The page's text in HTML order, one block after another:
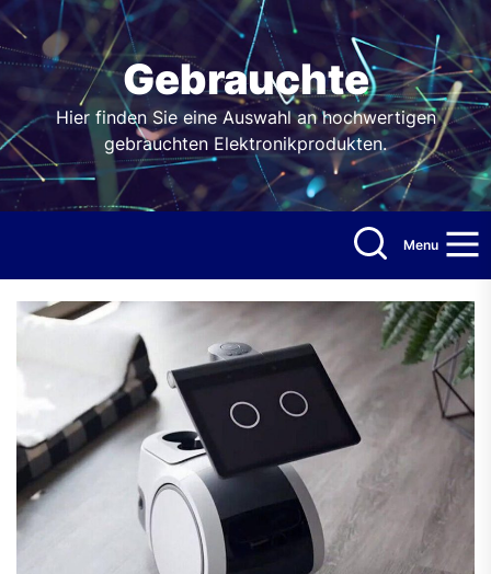
Skip
the
content
Gebrauchte
Hier finden Sie eine Auswahl an hochwertigen
gebrauchten Elektronikprodukten.
Menu